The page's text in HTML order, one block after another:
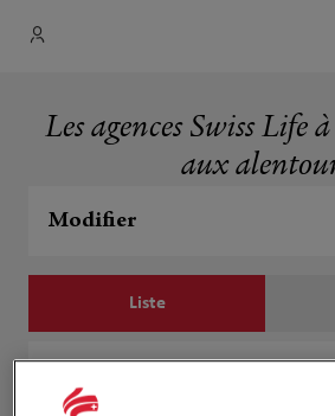
Les agences Swiss Life
aux
Modifier
Liste
1